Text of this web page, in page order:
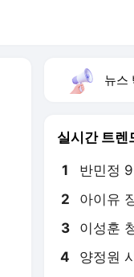
뉴스
실시간 트렌
1 반민정
2 아이유
3 이성훈
4 양정원